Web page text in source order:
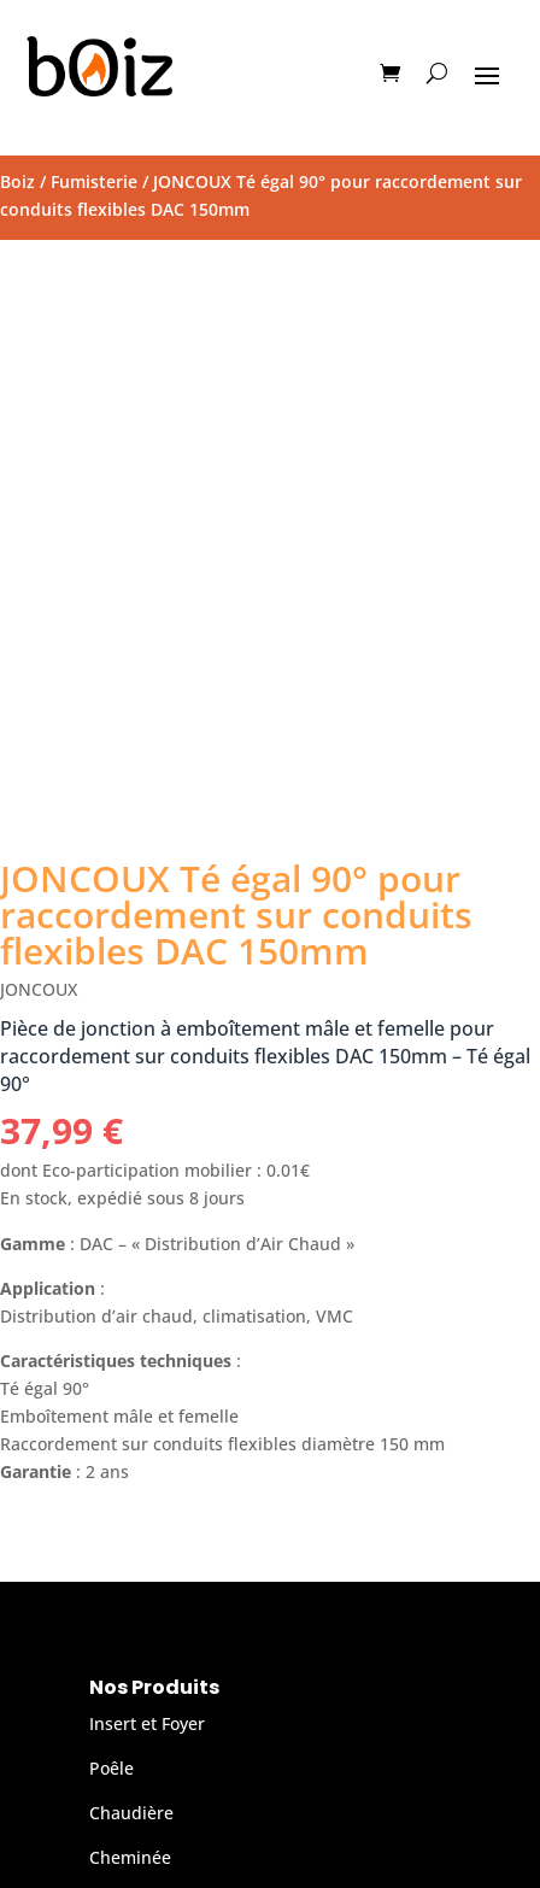
Boiz / Fumisterie / JONCOUX Té égal 90° pour raccordement sur
conduits flexibles DAC 150mm
JONCOUX Té égal 90° pour
raccordement sur conduits
flexibles DAC 150mm
JONCOUX
Pièce de jonction à emboîtement mâle et femelle pour
raccordement sur conduits flexibles DAC 150mm – Té égal
90°
37,99 €
dont Eco-participation mobilier : 0.01€
En stock, expédié sous 8 jours
Gamme : DAC – « Distribution d’Air Chaud »
Application :
Distribution d’air chaud, climatisation, VMC
Caractéristiques techniques :
Té égal 90°
Emboîtement mâle et femelle
Raccordement sur conduits flexibles diamètre 150 mm
Garantie : 2 ans
Nos Produits
Insert et Foyer
Poêle
Chaudière
Cheminée